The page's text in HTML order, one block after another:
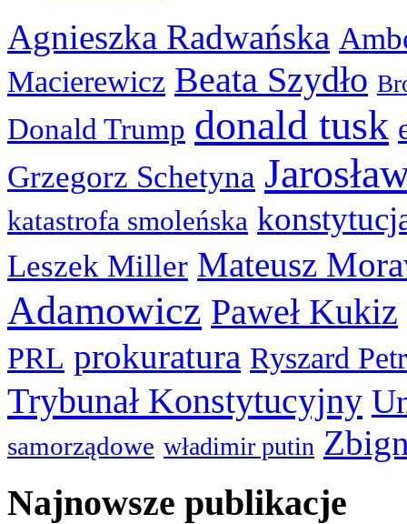
Agnieszka Radwańska
Macierewicz Beata Szydło
Donald Trump donald tusk
Grzegorz Schetyna
katastrofa smoleńska
Leszek Miller Mateusz
Adamowicz Paweł Kukiz
PRL prokuratura Ryszard
Trybunał Konstytucyjny
samorządowe władimir putin
Najnowsze publikacje